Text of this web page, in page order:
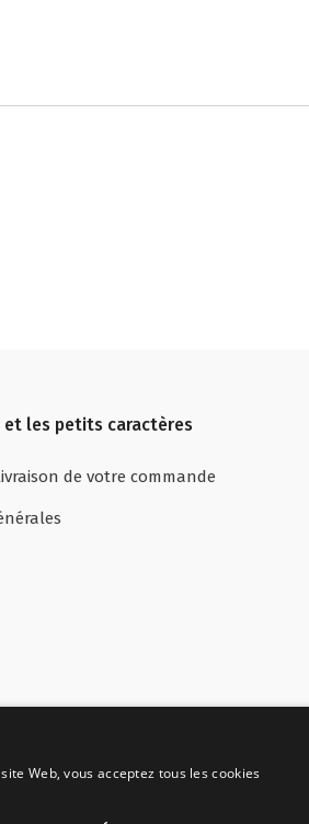
et les petits caractères
de votre commande
Web, vous acceptez tous les cookies